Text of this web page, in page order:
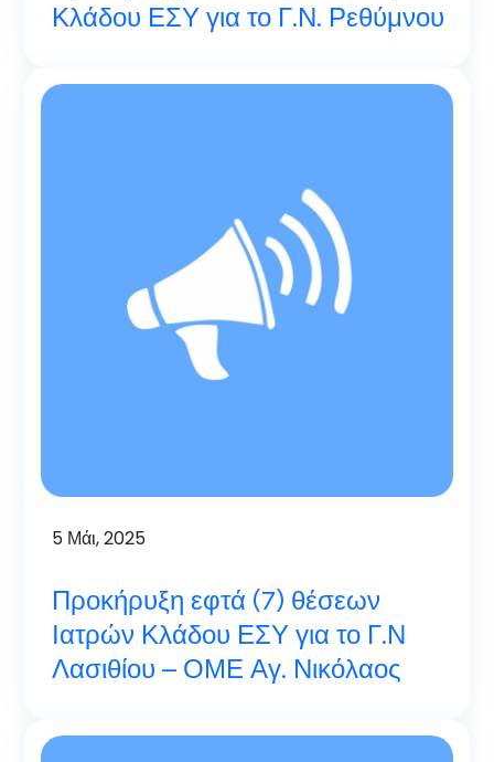
Κλάδου ΕΣΥ για το Γ.Ν. Ρεθύμνου
5 Μάι, 2025
Προκήρυξη εφτά (7) θέσεων
Ιατρών Κλάδου ΕΣΥ για το Γ.Ν
Λασιθίου – ΟΜΕ Αγ. Νικόλαος